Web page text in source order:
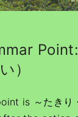
）
is ～たきり